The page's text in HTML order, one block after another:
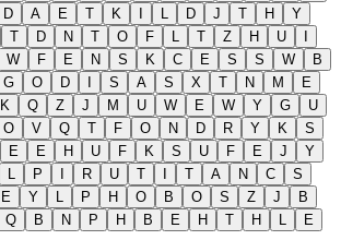
D A E T K I L D J T H
Y
T D N T O F L T Z H U
I
W F E N S K C E S S W
B
G O D I S A S X T N M
E
K Q Z J M U W E W Y G
U
O V Q T F O N D R Y K
S
E E H U F K S U F E J
Y
L P I R U T I T A N C
S
E Y L P H O B O S Z J
B
Q B N P H B E H T H L
E